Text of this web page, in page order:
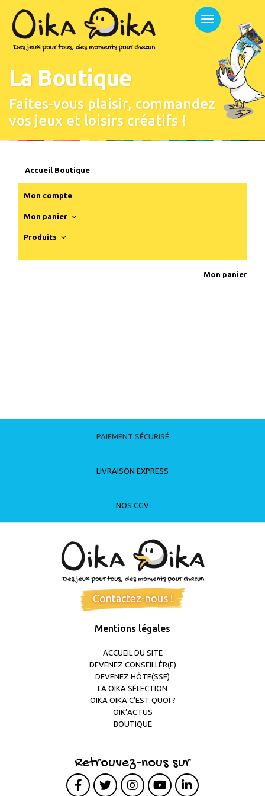
Menu
de
navigation
La Boutique
Faites-vous plaisir, commandez
vos jeux et loisirs créatifs !
Accueil Boutique
Mon compte
Mon panier
Produits
Mon panier
PAIEMENT SÉCURISÉ
LIVRAISON EXPRESS
NOS CGV
Contactez-nous !
Mentions légales
ACCUEIL DU SITE
DEVENEZ CONSEILLÈR(E)
DEVENEZ HÔTE(SSE)
LA OIKA SÉLECTION
OIKA OIKA C’EST QUOI ?
OIK’ACTUS
BOUTIQUE
Retrouvez-nous sur
Panneau de gestion des cookies